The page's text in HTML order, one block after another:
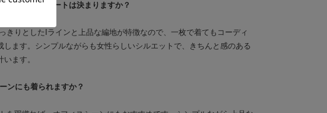
もコーディネートは決まりますか？
きりとしたIラインと上品な編地が特徴なので、一枚で着てもコーディ
します。シンプルながらも女性らしいシルエットで、きちんと感のある
ます。
ンにも着られますか？